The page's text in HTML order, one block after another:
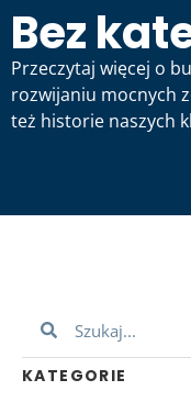
Bez
Przeczytaj więcej o
rozwijaniu mocnych
też historie naszych
KATEGORIE